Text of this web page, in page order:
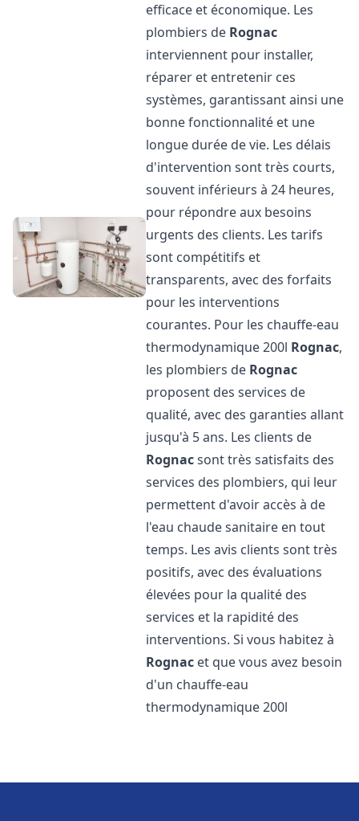
efficace et économique. Les
plombiers de Rognac
interviennent pour installer,
réparer et entretenir ces
systèmes, garantissant ainsi une
bonne fonctionnalité et une
longue durée de vie. Les délais
d'intervention sont très courts,
souvent inférieurs à 24 heures,
pour répondre aux besoins
urgents des clients. Les tarifs
sont compétitifs et
transparents, avec des forfaits
pour les interventions
courantes. Pour les chauffe-eau
thermodynamique 200l Rognac,
les plombiers de Rognac
proposent des services de
qualité, avec des garanties allant
jusqu'à 5 ans. Les clients de
Rognacsont très satisfaits des
services des plombiers, qui leur
permettent d'avoir accès à de
l'eau chaude sanitaire en tout
temps. Les avis clients sont très
positifs, avec des évaluations
élevées pour la qualité des
services et la rapidité des
interventions. Si vous habitez à
Rognac et que vous avez besoin
d'un chauffe-eau
thermodynamique 200l